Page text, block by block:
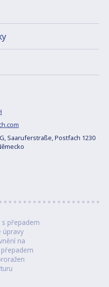
Saaruferstraße, Postfach 1230
přepadem
úpravy
na